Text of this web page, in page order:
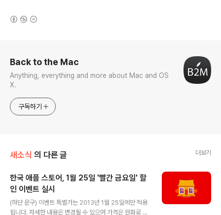
Back to the Mac
Anything, everything and more about Mac and OS
X.
구독하기
새소식 의 다른 글 더보기
한국 애플 스토어, 1월 25일 '빨간 금요일' 할
인 이벤트 실시
(하단 문구) 이벤트 특별가는 2013년 1월 25일에만 적용
됩니다. 자세한 내용은 변경될 수 있으며 가격은 원화로 표